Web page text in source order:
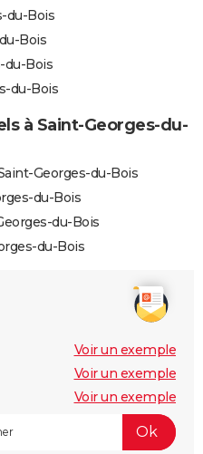
du-Bois
Bois
du-Bois
du-Bois
à Saint-Georges-du-
Georges-du-Bois
du-Bois
du-Bois
du-Bois
Voir un exemple
Voir un exemple
Voir un exemple